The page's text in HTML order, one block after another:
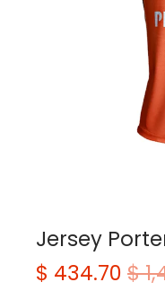
Jersey
$ 434.70 $